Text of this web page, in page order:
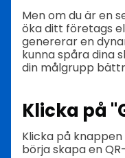
Men om du är en
öka ditt företags
genererar en
kunna spåra dina
din målgrupp
Klicka på
Klicka på
börja skapa en